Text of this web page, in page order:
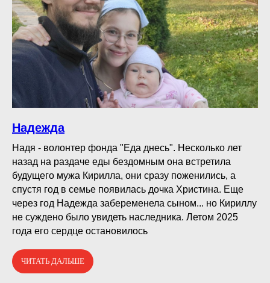
Надежда
Надя - волонтер фонда "Еда днесь". Несколько лет
назад на раздаче еды бездомным она встретила
будущего мужа Кирилла, они сразу поженились, а
спустя год в семье появилась дочка Христина. Еще
через год Надежда забеременела сыном... но Кириллу
не суждено было увидеть наследника. Летом 2025
года его сердце остановилось
ЧИТАТЬ ДАЛЬШЕ